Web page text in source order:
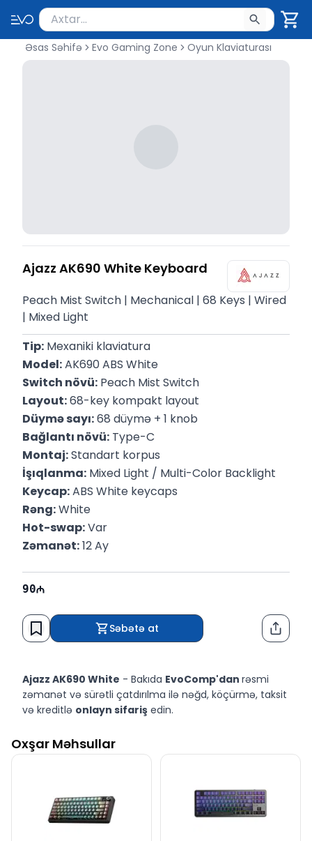
Məhsul axtar
Axtarış üçün ən azı 2 simvol yazın. Göndərmək
Əsas Səhifə Evo Gaming Zone Oyun Klaviaturası
Ajazz AK690 White Keyboard
Peach Mist Switch | Mechanical | 68 Keys | Wired
| Mixed Light
Tip: Mexaniki klaviatura
Model: AK690 ABS White
Switch növü: Peach Mist Switch
Layout: 68-key kompakt layout
Düymə sayı: 68 düymə + 1 knob
Bağlantı növü: Type-C
Montaj: Standart korpus
İşıqlanma: Mixed Light / Multi-Color Backlight
Keycap: ABS White keycaps
Rəng: White
Hot-swap: Var
Zəmanət: 12 Ay
90
Səbətə at
Ajazz AK690 White - Bakıda EvoComp'dan rəsmi
zəmanət və sürətli çatdırılma ilə nəğd, köçürmə, taksit
və kreditlə onlayn sifariş edin.
Oxşar Məhsullar